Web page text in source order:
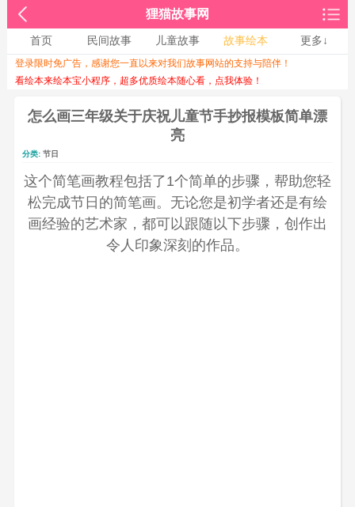
狸猫故事网
首页 民间故事 儿童故事 故事绘本
更多↓
收起↑
登录限时免广告，感谢您一直以来对我们故事网站的支持与陪伴！
看绘本来绘本宝小程序，超多优质绘本随心看，点我体验！
怎么画三年级关于庆祝儿童节手抄报模板简单漂
亮
分类: 节日
这个简笔画教程包括了1个简单的步骤，帮助您轻
松完成节日的简笔画。无论您是初学者还是有绘
画经验的艺术家，都可以跟随以下步骤，创作出
令人印象深刻的作品。